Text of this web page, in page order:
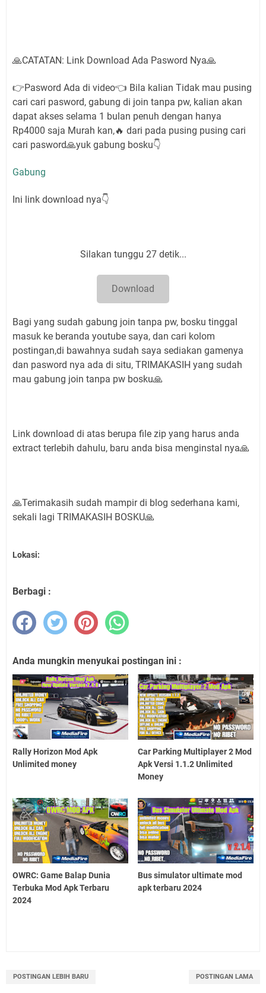
🙏CATATAN: Link Download Ada Pasword Nya🙏
👉Pasword Ada di video👈 Bila kalian Tidak mau pusing
cari cari pasword, gabung di join tanpa pw, kalian akan
dapat akses selama 1 bulan penuh dengan hanya
Rp4000 saja Murah kan,🔥 dari pada pusing pusing cari
cari pasword🙏yuk gabung bosku👇
Gabung
Ini link download nya👇
Silakan tunggu 26 detik...
Download
Bagi yang sudah gabung join tanpa pw, bosku tinggal
masuk ke beranda youtube saya, dan cari kolom
postingan,di bawahnya sudah saya sediakan gamenya
dan pasword nya ada di situ, TRIMAKASIH yang sudah
mau gabung join tanpa pw bosku🙏
Link download di atas berupa file zip yang harus anda
extract terlebih dahulu, baru anda bisa menginstal nya🙏
🙏Terimakasih sudah mampir di blog sederhana kami,
sekali lagi TRIMAKASIH BOSKU🙏
Lokasi:
Berbagi :
Anda mungkin menyukai postingan ini :
Rally Horizon Mod Apk
Unlimited money
Car Parking Multiplayer 2 Mod
Apk Versi 1.1.2 Unlimited
Money
OWRC: Game Balap Dunia
Terbuka Mod Apk Terbaru
2024
Bus simulator ultimate mod
apk terbaru 2024
POSTINGAN LEBIH BARU POSTINGAN LAMA